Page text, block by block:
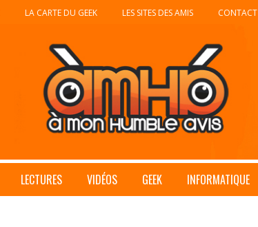
LA CARTE DU GEEK LES SITES DES AMIS CONTACT
LECTURES VIDÉOS GEEK INFORMATIQUE